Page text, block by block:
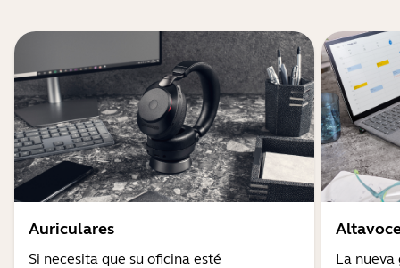
Auriculares
Si necesita que su oficina esté
La nueva